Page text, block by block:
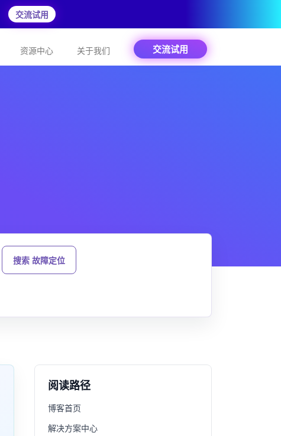
交流试用
资源中心 关于我们 交流试用
搜索 故障定位
阅读路径
博客首页
解决方案中心